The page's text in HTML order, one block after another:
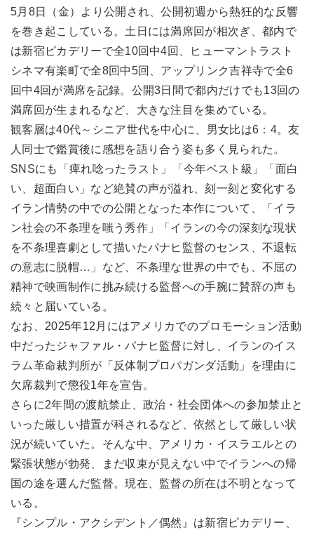
5月8日（金）より公開され、公開初週から熱狂的な反響
を巻き起こしている。土日には満席回が相次ぎ、都内で
は新宿ピカデリーで全10回中4回、ヒューマントラスト
シネマ有楽町で全8回中5回、アップリンク吉祥寺で全6
回中4回が満席を記録。公開3日間で都内だけでも13回の
満席回が生まれるなど、大きな注目を集めている。
観客層は40代～シニア世代を中心に、男女比は6：4。友
人同士で鑑賞後に感想を語り合う姿も多く見られた。
SNSにも「痺れ唸ったラスト」「今年ベスト級」「面白
い、超面白い」など絶賛の声が溢れ、刻一刻と変化する
イラン情勢の中での公開となった本作について、「イラ
ン社会の不条理を嗤う秀作」「イランの今の深刻な現状
を不条理喜劇として描いたパナヒ監督のセンス、不退転
の意志に脱帽…」など、不条理な世界の中でも、不屈の
精神で映画制作に挑み続ける監督への手腕に賛辞の声も
続々と届いている。
なお、2025年12月にはアメリカでのプロモーション活動
中だったジャファル・パナヒ監督に対し、イランのイス
ラム革命裁判所が「反体制プロパガンダ活動」を理由に
欠席裁判で懲役1年を宣告。
さらに2年間の渡航禁止、政治・社会団体への参加禁止と
いった厳しい措置が科されるなど、依然として厳しい状
況が続いていた。そんな中、アメリカ・イスラエルとの
緊張状態が勃発、まだ収束が見えない中でイランへの帰
国の途を選んだ監督。現在、監督の所在は不明となって
いる。
『シンプル・アクシデント／偶然』は新宿ピカデリー、